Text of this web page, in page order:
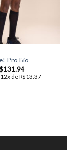
Pro Bio
131.94O
preço
atual
deR$13.37